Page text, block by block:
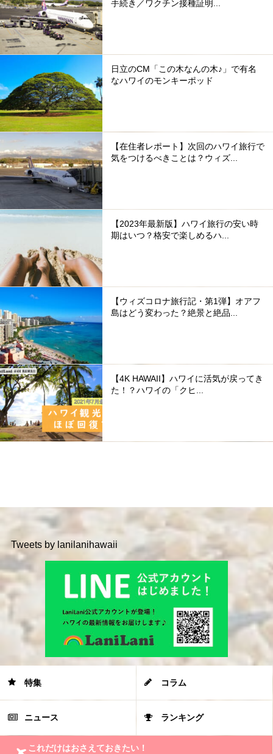
手続き／ワクチン接種証明...
日立のCM「この木なんの木♪」で有名
なハワイのモンキーポッド
【在住者レポート】次回のハワイ旅行で
気をつけるべきことは？ウィズ...
【2023年最新版】ハワイ旅行の安い時
期はいつ？格安で楽しめるハ...
【ウィズコロナ旅行記・第1弾】オアフ
島はどう変わった？絶景と絶品...
【4K HAWAII】ハワイに活気が戻ってき
た！？ハワイの「クヒ...
Tweets by lanilanihawaii
特集 コラム
ニュース ランキング
これだけはおさえておきたい！